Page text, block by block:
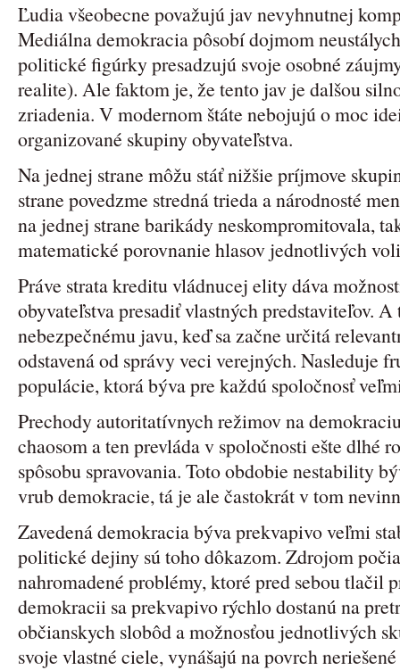
Ľudia všeobecne považujú jav nevyhnutnej
Mediálna demokracia pôsobí dojmom
politické figúrky presadzujú svoje osobné
realite). Ale faktom je, že tento jav je dalšou
zriadenia. V modernom štáte nebojujú o moc
organizované skupiny obyvateľstva.
Na jednej strane môžu stáť nižšie príjmove
strane povedzme stredná trieda a národnosté
na jednej strane barikády neskompromitovala,
matematické porovnanie hlasov jednotlivých
Práve strata kreditu vládnucej elity dáva
obyvateľstva presadiť vlastných predstaviteľov.
nebezpečnému javu, keď sa začne určitá
odstavená od správy veci verejných. Nasleduje
populácie, ktorá býva pre každú spoločnosť
Prechody autoritatívnych režimov na
chaosom a ten prevláda v spoločnosti ešte dlhé
spôsobu spravovania. Toto obdobie nestability
vrub demokracie, tá je ale častokrát v tom
Zavedená demokracia býva prekvapivo veľmi
politické dejiny sú toho dôkazom. Zdrojom
nahromadené problémy, ktoré pred sebou tlačil
demokracii sa prekvapivo rýchlo dostanú na
občianskych slobôd a možnosťou jednotlivých
svoje vlastné ciele, vynášajú na povrch